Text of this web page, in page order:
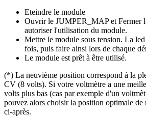
Eteindre le module
Ouvrir le JUMPER_MAP et Fermer
autoriser l'utilisation du module.
Mettre le module sous tension. La
fois, puis faire ainsi lors de chaque
Le module est prêt à être utilisé.
(*) La neuvième position correspond à la
CV (8 volts). Si votre voltmètre a une
volts plus bas (cas par exemple d'un
pouvez alors choisir la position optimale de
ci-après.